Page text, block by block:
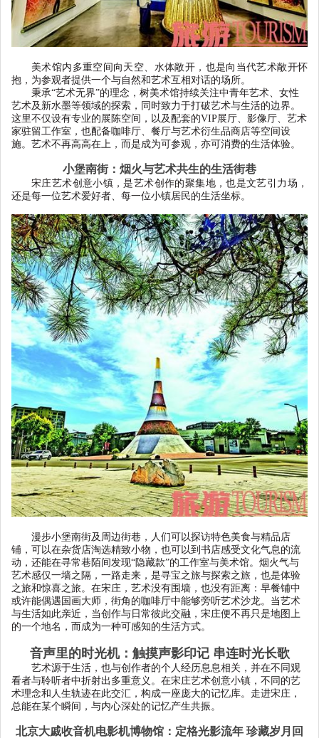
美术馆内多重空间向天空、水体敞开，也是向当代艺术敞开怀
抱，为参观者提供一个与自然和艺术互相对话的场所。
秉承“艺术无界”的理念，树美术馆持续关注中青年艺术、女性
艺术及新水墨等领域的探索，同时致力于打破艺术与生活的边界。
这里不仅设有专业的展陈空间，以及配套的VIP展厅、影像厅、艺术
家驻留工作室，也配备咖啡厅、餐厅与艺术衍生品商店等空间设
施。艺术不再高高在上，而是成为可参观，亦可消费的生活体验。
小堡南街：烟火与艺术共生的生活街巷
宋庄艺术创意小镇，是艺术创作的聚集地，也是文艺引力场，
还是每一位艺术爱好者、每一位小镇居民的生活坐标。
漫步小堡南街及周边街巷，人们可以探访特色美食与精品店
铺，可以在杂货店淘选精致小物，也可以到书店感受文化气息的流
动，还能在寻常巷陌间发现“隐藏款”的工作室与美术馆。烟火气与
艺术感仅一墙之隔，一路走来，是寻宝之旅与探索之旅，也是体验
之旅和惊喜之旅。在宋庄，艺术没有围墙，也没有距离：早餐铺中
或许能偶遇国画大师，街角的咖啡厅中能够旁听艺术沙龙。当艺术
与生活如此亲近，当创作与日常彼此交融，宋庄便不再只是地图上
的一个地名，而成为一种可感知的生活方式。
音声里的时光机：触摸声影印记 串连时光长歌
艺术源于生活，也与创作者的个人经历息息相关，并在不同观
看者与聆听者中折射出多重意义。在宋庄艺术创意小镇，不同的艺
术理念和人生轨迹在此交汇，构成一座庞大的记忆库。走进宋庄，
总能在某个瞬间，与内心深处的记忆产生共振。
北京大戚收音机电影机博物馆：定格光影流年 珍藏岁月回